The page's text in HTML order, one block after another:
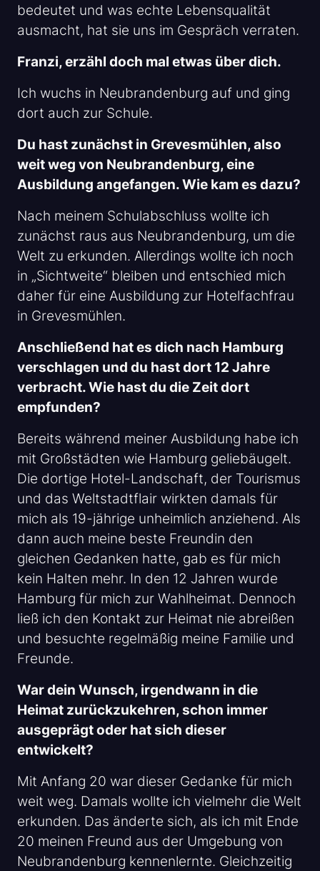
bedeutet und was echte Lebensqualität
ausmacht, hat sie uns im Gespräch verraten.
Franzi, erzähl doch mal etwas über dich.
Ich wuchs in Neubrandenburg auf und ging
dort auch zur Schule.
Du hast zunächst in Grevesmühlen, also
weit weg von Neubrandenburg, eine
Ausbildung angefangen. Wie kam es dazu?
Nach meinem Schulabschluss wollte ich
zunächst raus aus Neubrandenburg, um die
Welt zu erkunden. Allerdings wollte ich noch
in „Sichtweite“ bleiben und entschied mich
daher für eine Ausbildung zur Hotelfachfrau
in Grevesmühlen.
Anschließend hat es dich nach Hamburg
verschlagen und du hast dort 12 Jahre
verbracht. Wie hast du die Zeit dort
empfunden?
Bereits während meiner Ausbildung habe ich
mit Großstädten wie Hamburg geliebäugelt.
Die dortige Hotel-Landschaft, der Tourismus
und das Weltstadtflair wirkten damals für
mich als 19-jährige unheimlich anziehend. Als
dann auch meine beste Freundin den
gleichen Gedanken hatte, gab es für mich
kein Halten mehr. In den 12 Jahren wurde
Hamburg für mich zur Wahlheimat. Dennoch
ließ ich den Kontakt zur Heimat nie abreißen
und besuchte regelmäßig meine Familie und
Freunde.
War dein Wunsch, irgendwann in die
Heimat zurückzukehren, schon immer
ausgeprägt oder hat sich dieser
entwickelt?
Mit Anfang 20 war dieser Gedanke für mich
weit weg. Damals wollte ich vielmehr die Welt
erkunden. Das änderte sich, als ich mit Ende
20 meinen Freund aus der Umgebung von
Neubrandenburg kennenlernte. Gleichzeitig